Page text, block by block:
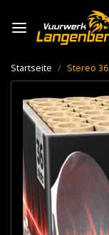
Startseite Stereo 36